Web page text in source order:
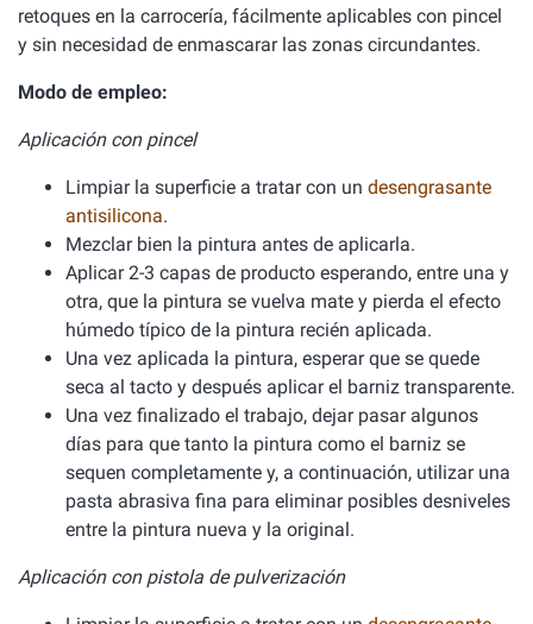
retoques en la carrocería, fácilmente aplicables con pincel
y sin necesidad de enmascarar las zonas circundantes.
Modo de empleo:
Aplicación con pincel
Limpiar la superficie a tratar con un desengrasante
antisilicona.
Mezclar bien la pintura antes de aplicarla.
Aplicar 2-3 capas de producto esperando, entre una y
otra, que la pintura se vuelva mate y pierda el efecto
húmedo típico de la pintura recién aplicada.
Una vez aplicada la pintura, esperar que se quede
seca al tacto y después aplicar el barniz transparente.
Una vez finalizado el trabajo, dejar pasar algunos
días para que tanto la pintura como el barniz se
sequen completamente y, a continuación, utilizar una
pasta abrasiva fina para eliminar posibles desniveles
entre la pintura nueva y la original.
Aplicación con pistola de pulverización